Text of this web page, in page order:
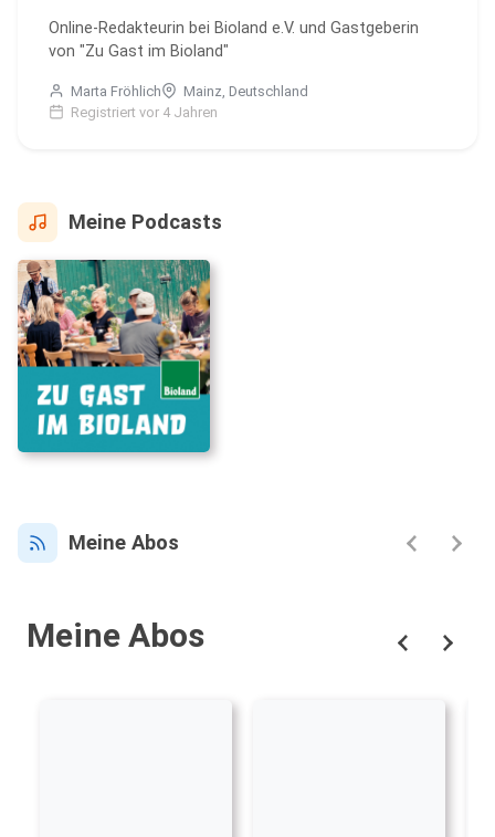
Online-Redakteurin bei Bioland e.V. und Gastgeberin
von "Zu Gast im Bioland"
Marta Fröhlich
Mainz, Deutschland
Registriert vor 4 Jahren
Meine Podcasts
Meine Abos
Meine Abos